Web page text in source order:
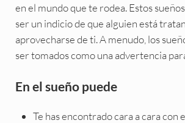
en el mundo que te rodea. Estos
ser un indicio de que alguien está
aprovecharse de ti. A menudo, los
ser tomados como una advertencia
En el sueño puede
Te has encontrado cara a cara con